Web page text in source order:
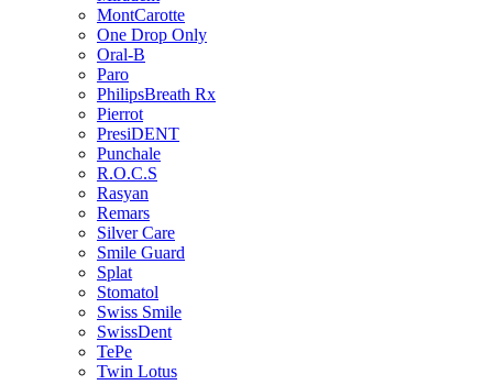
MontCarotte
One Drop Only
Oral-B
Paro
PhilipsBreath Rx
Pierrot
PresiDENT
Punchale
R.O.C.S
Rasyan
Remars
Silver Care
Smile Guard
Splat
Stomatol
Swiss Smile
SwissDent
TePe
Twin Lotus